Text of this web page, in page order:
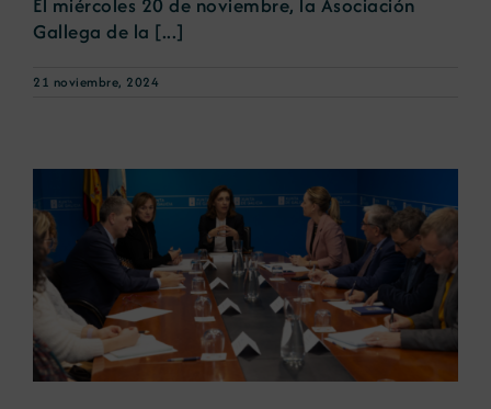
Gallega de la [...]
21 noviembre, 2024